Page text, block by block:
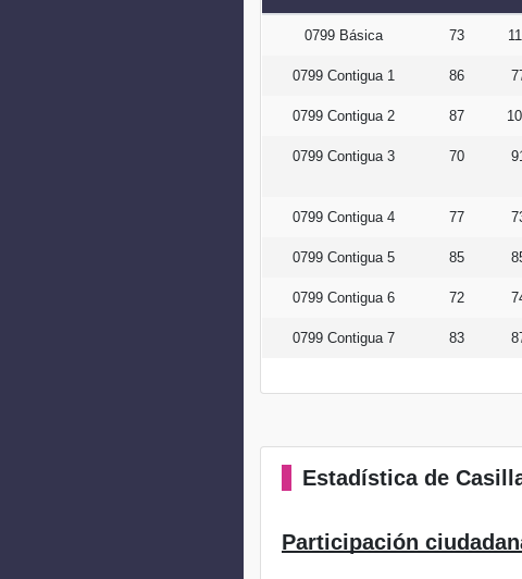
0799 Básica 73
0799 Contigua 1 86
0799 Contigua 2 87
0799 Contigua 3 70
0799 Contigua 4 77
0799 Contigua 5 85
0799 Contigua 6 72
0799 Contigua 7 83
Estadística de
Participación